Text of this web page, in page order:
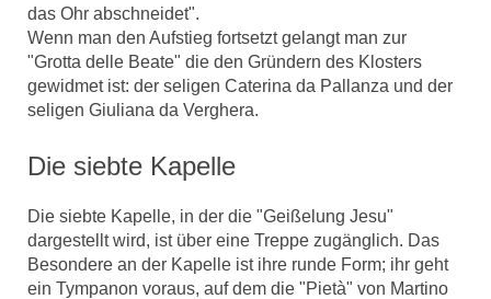
das Ohr abschneidet".
Wenn man den Aufstieg fortsetzt gelangt man zur
"Grotta delle Beate" die den Gründern des Klosters
gewidmet ist: der seligen Caterina da Pallanza und der
seligen Giuliana da Verghera.
Die siebte Kapelle
Die siebte Kapelle, in der die "Geißelung Jesu"
dargestellt wird, ist über eine Treppe zugänglich. Das
Besondere an der Kapelle ist ihre runde Form; ihr geht
ein Tympanon voraus, auf dem die "Pietà" von Martino